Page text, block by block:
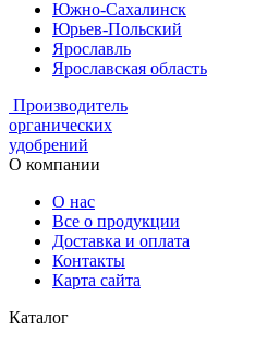
Южно-Сахалинск
Юрьев-Польский
Ярославль
Ярославская область
Производитель
органических
удобрений
О компании
О нас
Все о продукции
Доставка и оплата
Контакты
Карта сайта
Каталог